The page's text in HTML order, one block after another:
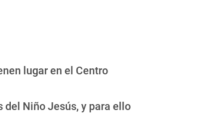
lugar en el Centro
del Niño Jesús, y para ello